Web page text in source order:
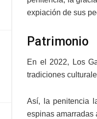
expiación de sus
Patrimonio
En el 2022, Los
tradiciones
Así, la penitencia
espinas amarradas